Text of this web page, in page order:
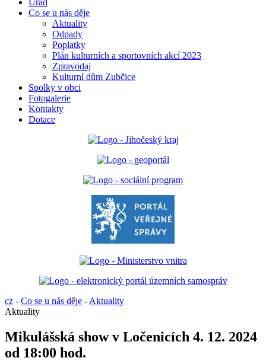
Úřad
Co se u nás děje
Aktuality
Odpady
Poplatky
Plán kulturních a sportovních akcí 2023
Zpravodaj
Kulturní dům Zubčice
Spolky v obci
Fotogalerie
Kontakty
Dotace
cz - Co se u nás děje - Aktuality
Aktuality
Mikulášská show v Ločenicích 4. 12. 2024
od 18:00 hod.